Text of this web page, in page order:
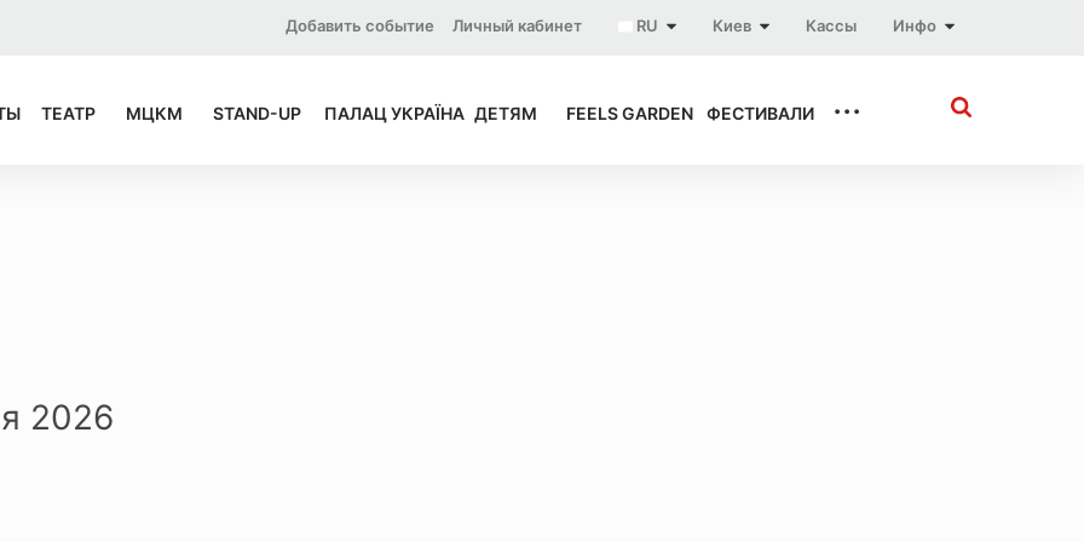
Инфо
Кассы
Киев
RU
Личный кабинет
Добавить событие
ТЕАТР МЦКМ STAND-UP ПАЛАЦ УКРАЇНА ДЕТЯМ FEELS GARDEN ФЕСТИВАЛИ ...
2026